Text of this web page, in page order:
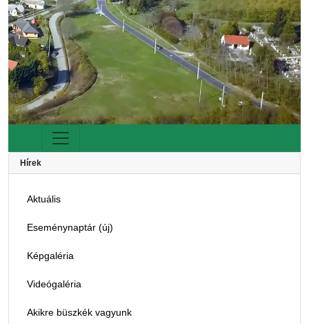
Hírek
Aktuális
Eseménynaptár (új)
Képgaléria
Videógaléria
Akikre büszkék vagyunk